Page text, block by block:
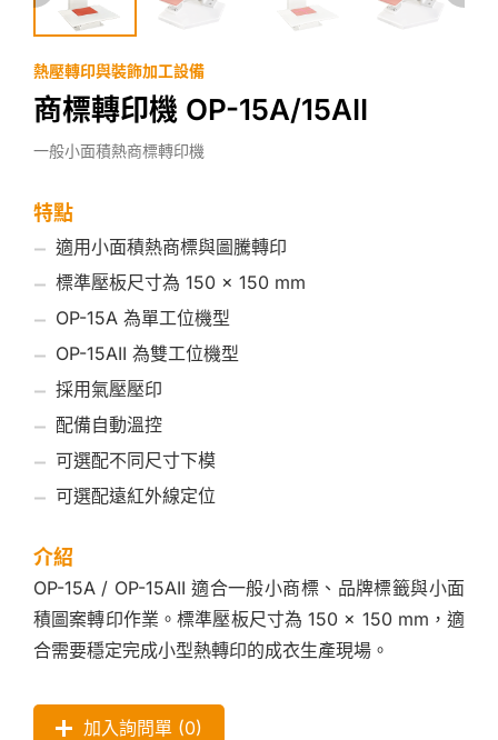
熱壓轉印與裝飾加工設備
商標轉印機 OP-15A/15AII
一般小面積熱商標轉印機
特點
適用小面積熱商標與圖騰轉印
標準壓板尺寸為 150 × 150 mm
OP-15A 為單工位機型
OP-15AII 為雙工位機型
採用氣壓壓印
配備自動溫控
可選配不同尺寸下模
可選配遠紅外線定位
介紹
OP-15A / OP-15AII 適合一般小商標、品牌標籤與小面
積圖案轉印作業。標準壓板尺寸為 150 × 150 mm，適
合需要穩定完成小型熱轉印的成衣生產現場。
加入詢問單 (0)